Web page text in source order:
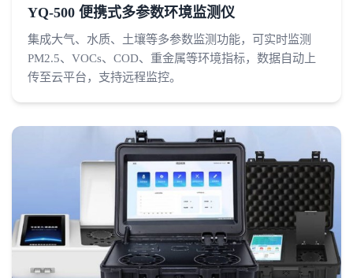
YQ-500 便携式多参数环境监测仪
集成大气、水质、土壤等多参数监测功能，可实时监测
PM2.5、VOCs、COD、重金属等环境指标，数据自动上
传至云平台，支持远程监控。